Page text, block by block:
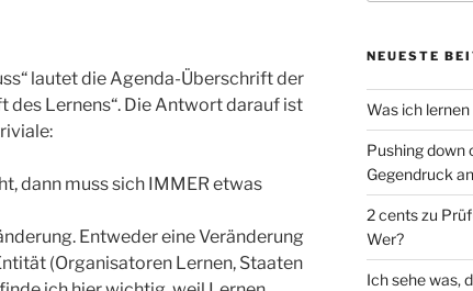
lautet die Agenda-Überschrift der
des Lernens“. Die Antwort darauf ist
dann muss sich IMMER etwas
Entweder eine Veränderung
(Organisatoren Lernen, Staaten
NEUESTE
Was ich
Pushing down
Gegendruck
2 cents zu
Wer?
Ich sehe was,